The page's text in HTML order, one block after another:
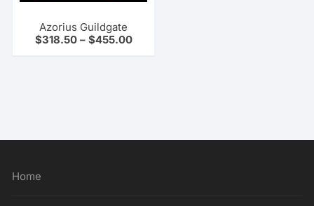
Azorius Guildgate
$318.50– $455.00
Home